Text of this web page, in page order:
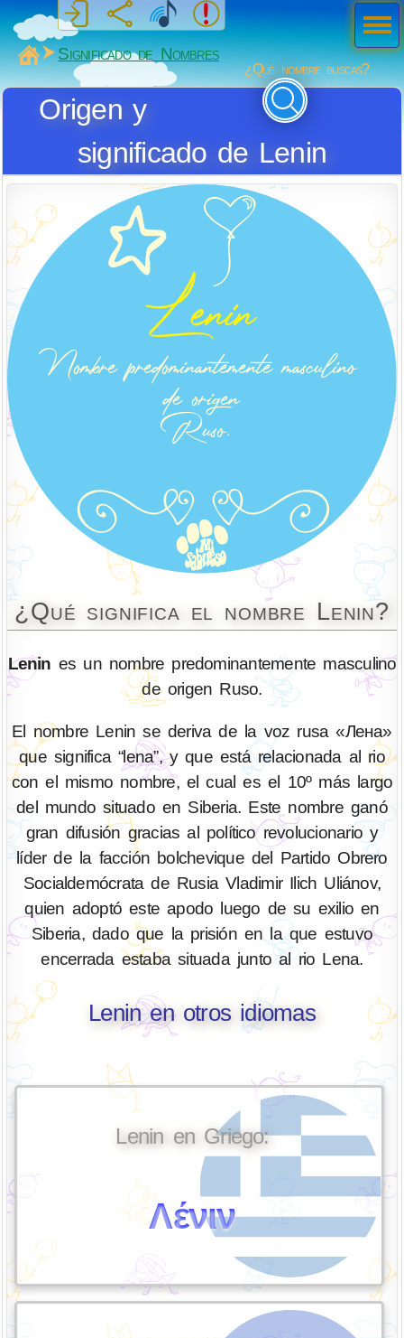
MiSabueso
Significado de Nombres
¿Qué nombre buscas?
Origen y
significado de Lenin
¿Qué significa el nombre Lenin?
Lenin es un nombre predominantemente masculino
de origen Ruso.
El nombre Lenin se deriva de la voz rusa «Лена»
que significa “lena”, y que está relacionada al rio
con el mismo nombre, el cual es el 10º más largo
del mundo situado en Siberia. Este nombre ganó
gran difusión gracias al político revolucionario y
líder de la facción bolchevique del Partido Obrero
Socialdemócrata de Rusia Vladimir Ilich Uliánov,
quien adoptó este apodo luego de su exilio en
Siberia, dado que la prisión en la que estuvo
encerrada estaba situada junto al rio Lena.
Lenin en otros idiomas
Lenin en Griego:
Λένιν
Men
ú